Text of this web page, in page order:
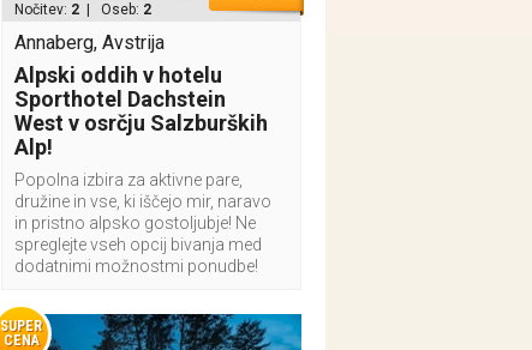
Nočitev: 2 | Oseb: 2
Annaberg, Avstrija
Alpski oddih v hotelu
Sporthotel Dachstein
West v osrčju Salzburških
Alp!
Popolna izbira za aktivne pare,
družine in vse, ki iščejo mir, naravo
in pristno alpsko gostoljubje! Ne
spreglejte vseh opcij bivanja med
dodatnimi možnostmi ponudbe!
SUPER
CENA